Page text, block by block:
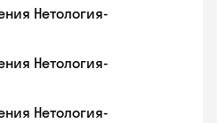
Нетология-
Нетология-
Нетология-